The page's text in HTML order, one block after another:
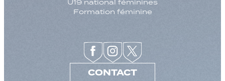
U19 national féminines
Formation féminine
CONTACT